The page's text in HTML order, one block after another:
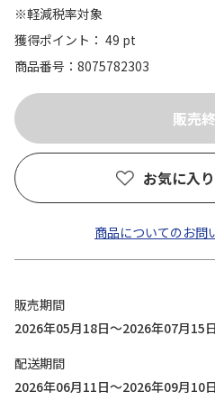
※軽減税率対象
獲得ポイント： 49 pt
商品番号
8075782303
お気に入
商品についてのお問
販売期間
2026年05月18日～2026年07月15日
配送期間
2026年06月11日～2026年09月10日